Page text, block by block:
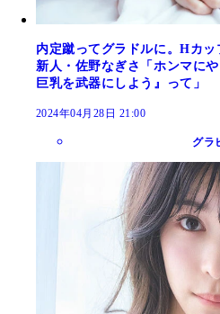
内定蹴ってグラドルに。Hカ
新人・佐野なぎさ「ホンマに
巨乳を武器にしよう』って」
2024年04月28日 21:00
グラ